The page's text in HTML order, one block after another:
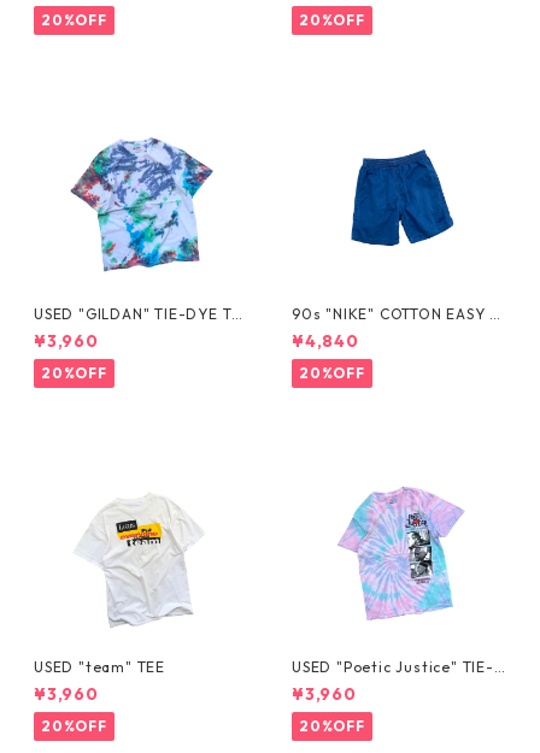
20%OFF 20%OFF
USED "GILDAN" TIE-DYE TE
E
¥3,960
20%OFF
90s "NIKE" COTTON EASY S
HORTS
¥4,840
20%OFF
USED "team" TEE
¥3,960
20%OFF
USED "Poetic Justice" TIE-D
YE TEE
¥3,960
20%OFF